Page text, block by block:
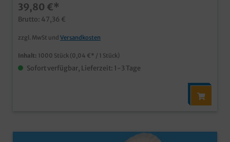
in Bäckerei, Backshop und Imbiss Pappteller aus
Frischfaser werden nicht aus Recyclingmaterial oder
dessen anteilige Zusetzung hergestellt. Dadurch
können auch keine Chemikalienreste oder Zusätze aus
vorangegangenen Recyclingschritten enthalten sein,
die die Lebensmitteltauglichkeit beeinflussen könnten.
Durch das Frischfasermaterial ist der Pappteller oder
die Pappschale gleichzeitig weit hochwertiger und
39,80 €*
Brutto: 47,36 €
zzgl. MwSt und Versandkosten
Inhalt: 1000 Stück (0,04 €* / 1 Stück)
Sofort verfügbar, Lieferzeit: 1-3 Tage